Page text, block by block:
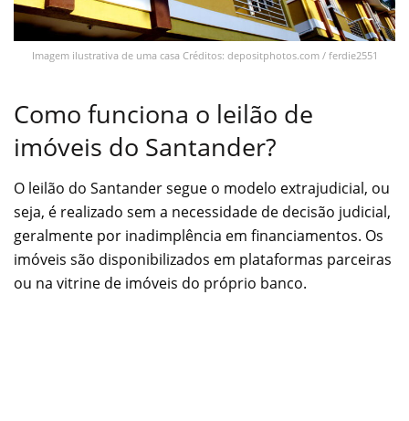
Imagem ilustrativa de uma casa Créditos: depositphotos.com / ferdie2551
Como funciona o leilão de
imóveis do Santander?
O leilão do Santander segue o modelo extrajudicial, ou
seja, é realizado sem a necessidade de decisão judicial,
geralmente por inadimplência em financiamentos. Os
imóveis são disponibilizados em plataformas parceiras
ou na vitrine de imóveis do próprio banco.